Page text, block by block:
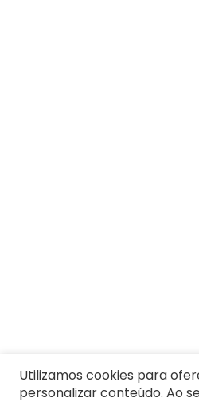
Utilizamos cookies para
personalizar conteúdo. Ao